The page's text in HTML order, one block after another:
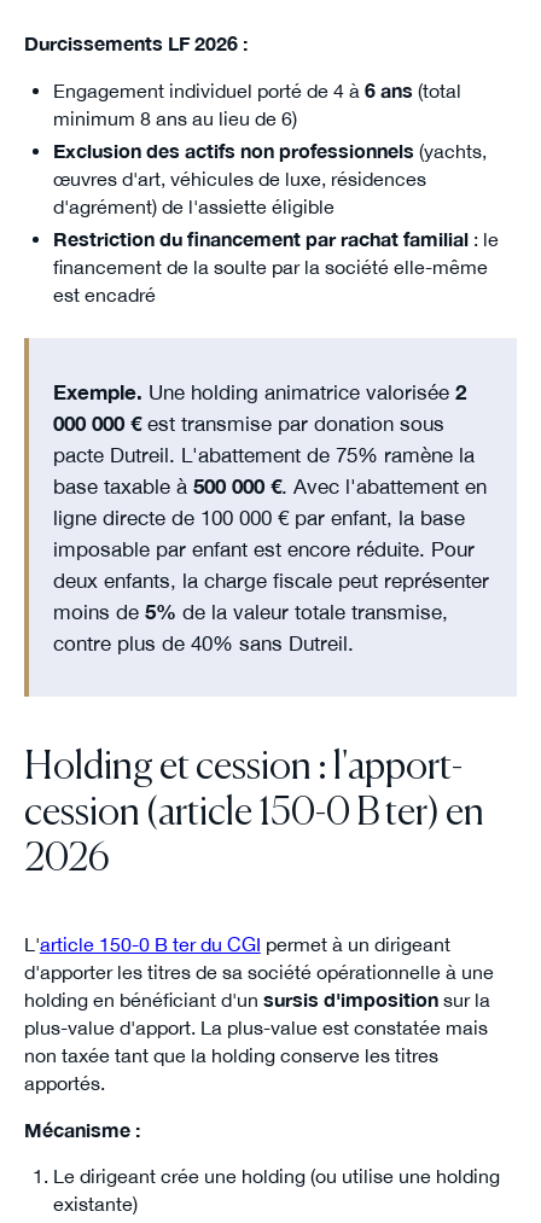
Durcissements LF 2026 :
Engagement individuel porté de 4 à 6 ans (total
minimum 8 ans au lieu de 6)
Exclusion des actifs non professionnels (yachts,
œuvres d'art, véhicules de luxe, résidences
d'agrément) de l'assiette éligible
Restriction du financement par rachat familial: le
financement de la soulte par la société elle-même
est encadré
Exemple. Une holding animatrice valorisée 2
000 000 €est transmise par donation sous
pacte Dutreil. L'abattement de 75% ramène la
base taxable à 500 000 €. Avec l'abattement en
ligne directe de 100 000 € par enfant, la base
imposable par enfant est encore réduite. Pour
deux enfants, la charge fiscale peut représenter
moins de 5% de la valeur totale transmise,
contre plus de 40% sans Dutreil.
Holding et cession : l'apport-
cession (article 150-0 B ter) en
2026
L'article 150-0 B ter du CGI permet à un dirigeant
d'apporter les titres de sa société opérationnelle à une
holding en bénéficiant d'un sursis d'impositionsur la
plus-value d'apport. La plus-value est constatée mais
non taxée tant que la holding conserve les titres
apportés.
Mécanisme :
Le dirigeant crée une holding (ou utilise une holding
existante)